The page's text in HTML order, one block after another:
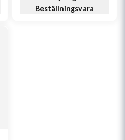
Beställningsvara